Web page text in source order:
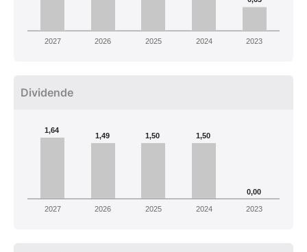
2027 2026 2025 2024 2023
Dividende
1,64
1,49 1,50 1,50
0,00
2027 2026 2025 2024 2023